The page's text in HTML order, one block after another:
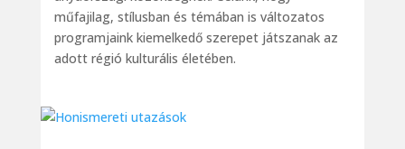
műfajilag, stílusban és témában is változatos
programjaink kiemelkedő szerepet játszanak az
adott régió kulturális életében.